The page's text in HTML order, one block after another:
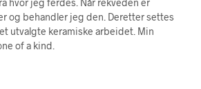
hvor jeg ferdes. Når rekveden er
og behandler jeg den. Deretter settes
utvalgte keramiske arbeidet. Min
of a kind.